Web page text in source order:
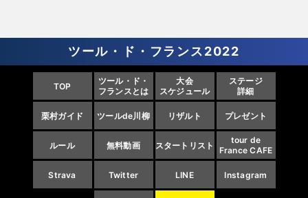
ツール・ド・フランス2022
TOP
ツール・ド・
フランスとは
大会
スケジュール
ステージ
詳細
栗村ガイド ツールde川柳 リザルト プレゼント
ルール 無料動画 スタートリスト
tour de
France CAFE
Strava Twitter LINE Instagram